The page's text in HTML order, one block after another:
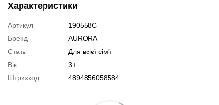
Характеристики
Артикул
190558C
Бренд
AURORA
Стать
Для всієї сім'ї
Вік
3+
Штрихкод
4894856058584